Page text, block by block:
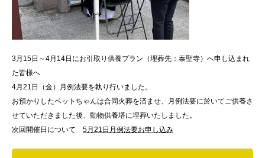
3月15日～4月14日にお引取り供養プラン（埋葬先：泰聖寺）へ申し込まれ
た皆様へ
4月21日（金）月例法要を執り行いました。
お預かりしたペットちゃんは合同火葬を済ませ、月例法要に於いてご供養さ
せていただきました後、動物供養塔に埋葬いたしました。
次回開催日について 5月21日月例法要お申し込み